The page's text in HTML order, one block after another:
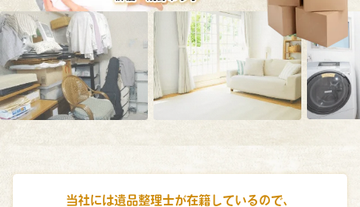
当社には遺品整理士が在籍しているので、